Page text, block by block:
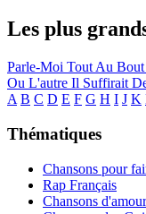
Les plus
Parle-Moi Tout Au Bout
Ou L'autre Il Suffirait
A B C D E F G H I J K
Thématiques
Chansons pour
Rap Français
Chansons d'amour